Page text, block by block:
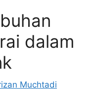
dalam
Muchtadi